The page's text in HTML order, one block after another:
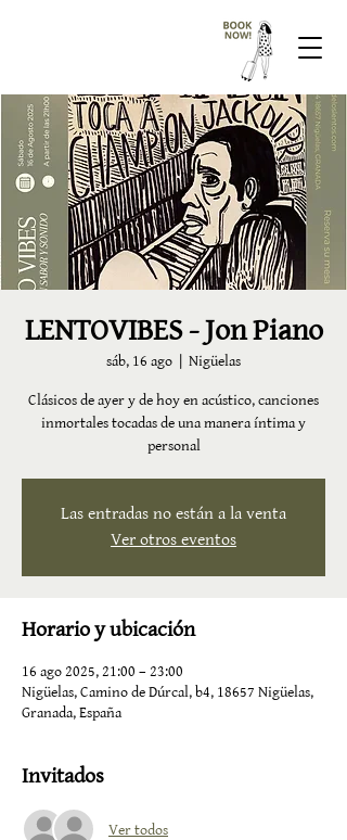
LENTOVIBES - Jon Piano
sáb, 16 ago
  |
Nigüelas
Clásicos de ayer y de hoy en acústico, canciones
inmortales tocadas de una manera íntima y
personal
Las entradas no están a la venta
Ver otros eventos
Horario y ubicación
16 ago 2025, 21:00 – 23:00
Nigüelas, Camino de Dúrcal, b4, 18657 Nigüelas,
Granada, España
Invitados
Ver todos